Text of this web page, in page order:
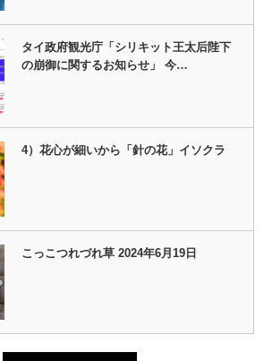
タイ政府観光庁「シリキット王太后陛下
の崩御に関するお知らせ」 今…
4）花心が細いから「針の花」イソクラ
こっこつれづれ草 2024年6月19日